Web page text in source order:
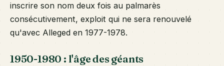
inscrire son nom deux fois au palmarès
consécutivement, exploit qui ne sera renouvelé
qu'avec Alleged en 1977-1978.
1950-1980 : l'âge des géants